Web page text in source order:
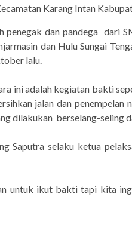
Karang Intan
dan pandega dari
dan Hulu Sungai
lalu.
ini adalah kegiatan bakti
jalan dan penempelan
dilakukan berselang-seling
Saputra selaku ketua
untuk ikut bakti tapi kita